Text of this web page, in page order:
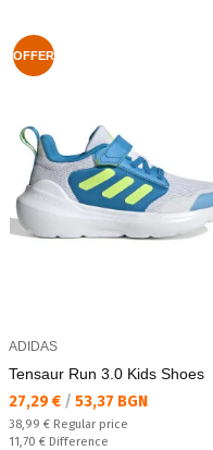
OFFER
ADIDAS
Tensaur Run 3.0 Kids Shoes
Текуща цена:
27,29 € / 53,37 BGN
Regular price:
38,99 € Regular price
Спестявате:
11,70 € Difference